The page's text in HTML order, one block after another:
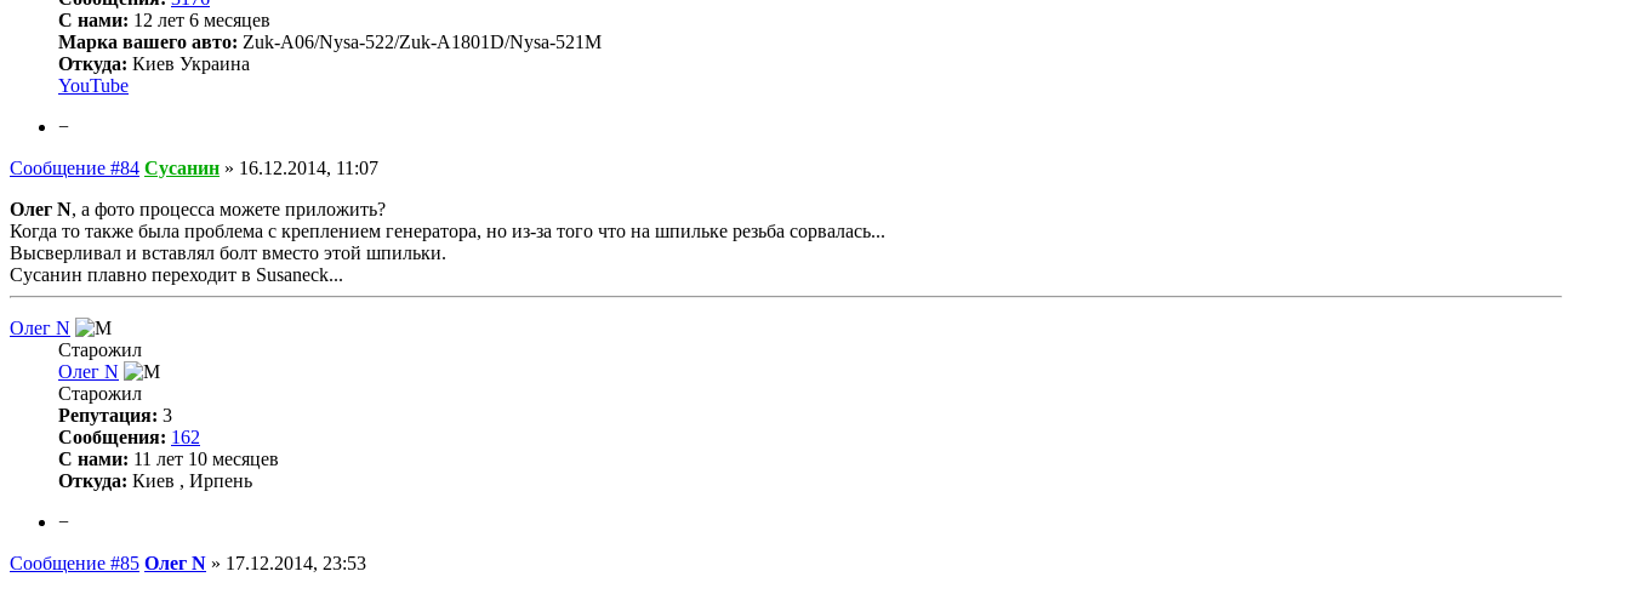
С нами: 12 лет 6 месяцев
Марка вашего авто: Zuk-A06/Nysa-522/Zuk-A1801D/Nysa-521M
Откуда: Киев Украина
YouTube
−
Сообщение #84 Сусанин » 16.12.2014, 11:07
Олег N, а фото процесса можете приложить?
Когда то также была проблема с креплением генератора, но из-за того что на шпильке резьба сорвалась...
Высверливал и вставлял болт вместо этой шпильки.
Сусанин плавно переходит в Susaneck...
Олег N
Старожил
Олег N
Старожил
Репутация: 3
Сообщения: 162
С нами: 11 лет 10 месяцев
Откуда: Киев , Ирпень
−
Сообщение #85 Олег N » 17.12.2014, 23:53